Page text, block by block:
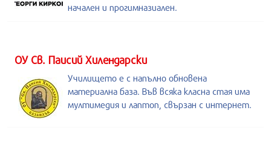
начален и прогимназиален.
ОУ Св. Паисий Хилендарски
Училището е с напълно обновена
материална база. Във всяка класна стая има
мултимедия и лаптоп, свързан с интернет.